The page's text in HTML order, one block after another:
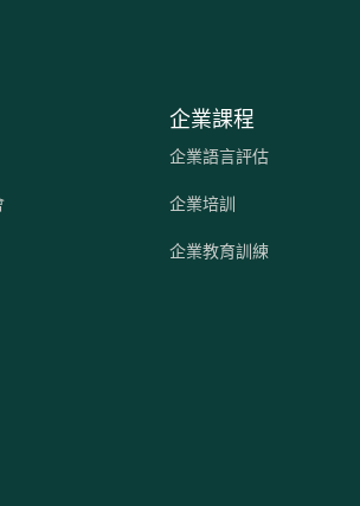
企業課程
企業語言評估
企業培訓
企業教育訓練